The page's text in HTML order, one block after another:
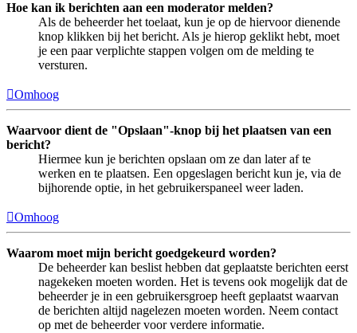
Hoe kan ik berichten aan een moderator melden?
Als de beheerder het toelaat, kun je op de hiervoor dienende
knop klikken bij het bericht. Als je hierop geklikt hebt, moet
je een paar verplichte stappen volgen om de melding te
versturen.
Omhoog
Waarvoor dient de "Opslaan"-knop bij het plaatsen van een
bericht?
Hiermee kun je berichten opslaan om ze dan later af te
werken en te plaatsen. Een opgeslagen bericht kun je, via de
bijhorende optie, in het gebruikerspaneel weer laden.
Omhoog
Waarom moet mijn bericht goedgekeurd worden?
De beheerder kan beslist hebben dat geplaatste berichten eerst
nagekeken moeten worden. Het is tevens ook mogelijk dat de
beheerder je in een gebruikersgroep heeft geplaatst waarvan
de berichten altijd nagelezen moeten worden. Neem contact
op met de beheerder voor verdere informatie.